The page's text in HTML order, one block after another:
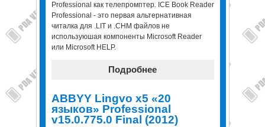
Professional как телепромптер. ICE Book Reader
Professional - это первая альтернативная
читалка для .LIT и .CHM файлов не
используюшая компоненты Microsoft Reader
или Microsoft HELP.
Подробнее
ABBYY Lingvo х5 «20
языков» Professional
v15.0.775.0 Final (2012)